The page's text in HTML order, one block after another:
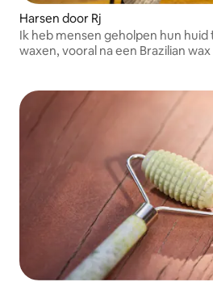
Harsen door Rj
Ik heb mensen geholpen hun
waxen, vooral na een Brazilian wax